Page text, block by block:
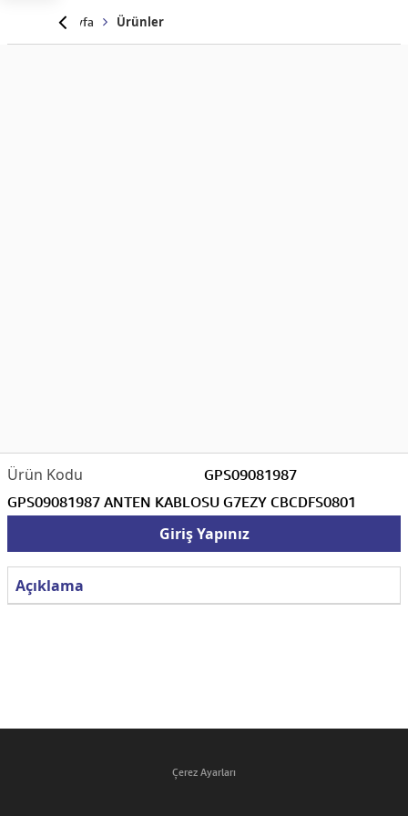
Anasayfa Ürünler
GPS09081987
GPS09081987 ANTEN KABLOSU G7EZY CBCDFS0801
Giriş Yapınız
Açıklama
Çerez Ayarları